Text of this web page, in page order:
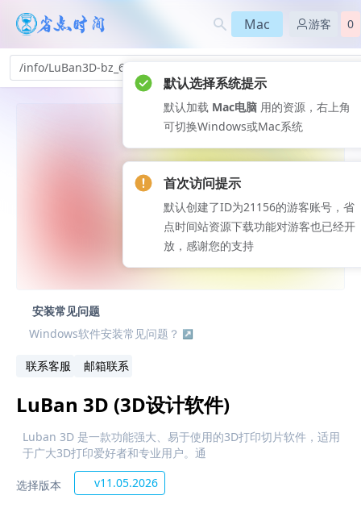
Mac 游客 0
/info/LuBan3D-bz_669
安装常见问题
Windows软件安装常见问题？
联系客服 邮箱联系
LuBan 3D (3D设计软件)
Luban 3D 是一款功能强大、易于使用的3D打印切片软件，适用
于广大3D打印爱好者和专业用户。通
选择版本 v11.05.2026
默认选择系统提示
默认加载 Mac电脑 用的资源，右上角
可切换Windows或Mac系统
首次访问提示
默认创建了ID为21156的游客账号，省
点时间站资源下载功能对游客也已经开
放，感谢您的支持